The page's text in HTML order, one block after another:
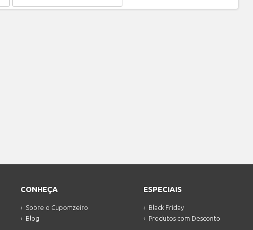
CONHEÇA
Sobre o Cupomzeiro
Blog
ESPECIAIS
Black Friday
Produtos com Desconto